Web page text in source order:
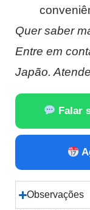
Quer saber
Entre em
Japão.
Falar
Observações